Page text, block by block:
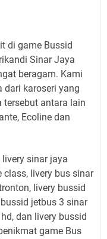
di game Bussid
Sinar Jaya
beragam. Kami
dari karoseri yang
tersebut antara lain
Ecoline dan
sinar jaya
livery bus sinar
livery bussid
jetbus 3 sinar
dan livery bussid
game Bus